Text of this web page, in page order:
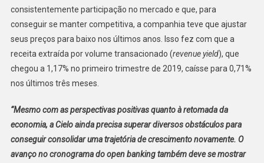
consistentemente participação no mercado e que, para
conseguir se manter competitiva, a companhia teve que ajustar
seus preços para baixo nos últimos anos. Isso fez com que a
receita extraída por volume transacionado (revenue yield), que
chegou a 1,17% no primeiro trimestre de 2019, caísse para 0,71%
nos últimos três meses.
“Mesmo com as perspectivas positivas quanto à retomada da
economia, a Cielo ainda precisa superar diversos obstáculos para
conseguir consolidar uma trajetória de crescimento novamente. O
avanço no cronograma do open banking também deve se mostrar